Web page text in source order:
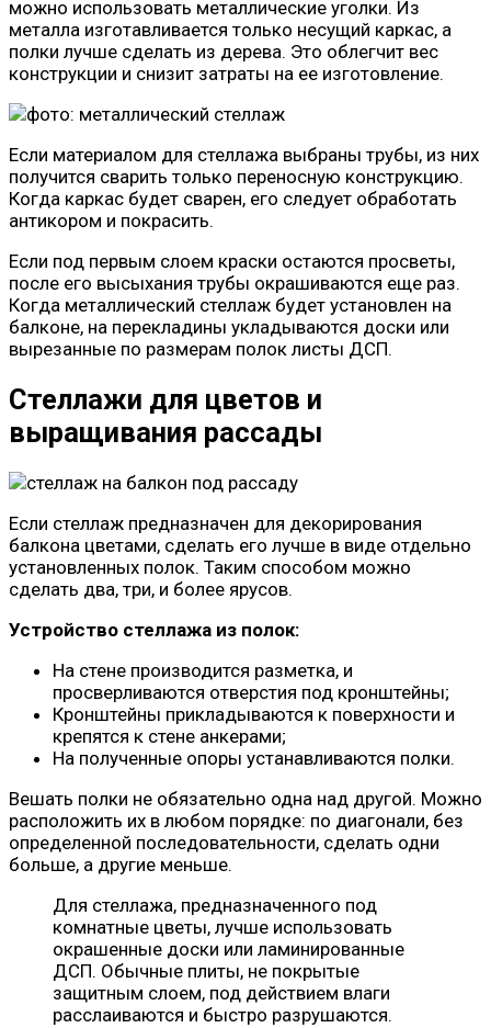
можно использовать металлические уголки. Из
металла изготавливается только несущий каркас, а
полки лучше сделать из дерева. Это облегчит вес
конструкции и снизит затраты на ее изготовление.
Если материалом для стеллажа выбраны трубы, из них
получится сварить только переносную конструкцию.
Когда каркас будет сварен, его следует обработать
антикором и покрасить.
Если под первым слоем краски остаются просветы,
после его высыхания трубы окрашиваются еще раз.
Когда металлический стеллаж будет установлен на
балконе, на перекладины укладываются доски или
вырезанные по размерам полок листы ДСП.
Стеллажи для цветов и
выращивания рассады
Если стеллаж предназначен для декорирования
балкона цветами, сделать его лучше в виде отдельно
установленных полок. Таким способом можно
сделать два, три, и более ярусов.
Устройство стеллажа из полок:
На стене производится разметка, и
просверливаются отверстия под кронштейны;
Кронштейны прикладываются к поверхности и
крепятся к стене анкерами;
На полученные опоры устанавливаются полки.
Вешать полки не обязательно одна над другой. Можно
расположить их в любом порядке: по диагонали, без
определенной последовательности, сделать одни
больше, а другие меньше.
Для стеллажа, предназначенного под
комнатные цветы, лучше использовать
окрашенные доски или ламинированные
ДСП. Обычные плиты, не покрытые
защитным слоем, под действием влаги
расслаиваются и быстро разрушаются.